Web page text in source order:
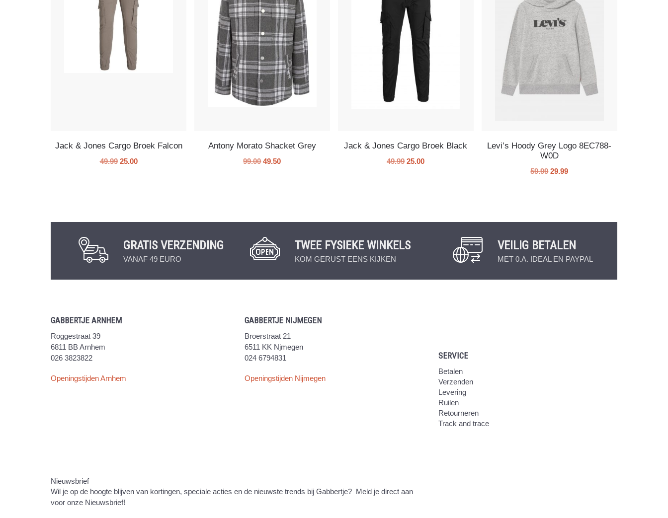
Jack & Jones Cargo Broek Falcon
49.99 25.00
Antony Morato Shacket Grey
99.00 49.50
Jack & Jones Cargo Broek Black
49.99 25.00
Levi’s Hoody Grey Logo 8EC788-
W0D
59.99 29.99
GRATIS VERZENDING
VANAF 49 EURO
TWEE FYSIEKE WINKELS
KOM GERUST EENS KIJKEN
VEILIG BETALEN
MET 0.A. IDEAL EN PAYPAL
GABBERTJE ARNHEM
Roggestraat 39
6811 BB Arnhem
026 3823822
Openingstijden Arnhem
GABBERTJE NIJMEGEN
Broerstraat 21
6511 KK Njmegen
024 6794831
Openingstijden Nijmegen
SERVICE
Betalen
Verzenden
Levering
Ruilen
Retourneren
Track and trace
Nieuwsbrief
Wil je op de hoogte blijven van kortingen, speciale acties en de nieuwste trends bij Gabbertje? Meld je direct aan
voor onze Nieuwsbrief!